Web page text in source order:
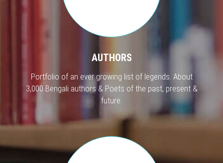
AUTHORS
Portfolio of an ever growing list of legends. About
3,000 Bengali authors & Poets of the past, present &
future.